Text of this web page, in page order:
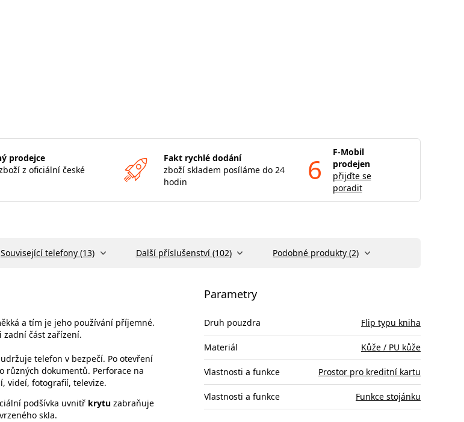
prodejce
z oficiální české
Fakt rychlé dodání
zboží skladem posíláme do 24
hodin
6
F-Mobil
prodejen
přijďte se
poradit
Související telefony (13) Další příslušenství (102) Podobné produkty (2)
a tím je jeho používání příjemné.
zadní část zařízení.
telefon v bezpečí. Po otevření
různých dokumentů. Perforace na
videí, fotografií, televize.
podšívka uvnitř krytu zabraňuje
skla.
Parametry
Druh pouzdra Flip typu kniha
Materiál Kůže / PU kůže
Vlastnosti a funkce Prostor pro kreditní kartu
Vlastnosti a funkce Funkce stojánku